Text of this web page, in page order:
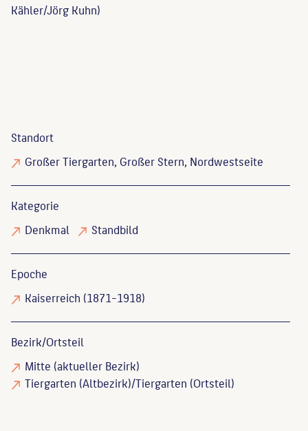
Kähler/Jörg Kuhn)
Standort
Großer Tiergarten, Großer Stern, Nordwestseite
Kategorie
Denkmal
Standbild
Epoche
Kaiserreich (1871-1918)
Bezirk/Ortsteil
Mitte (aktueller Bezirk)
Tiergarten (Altbezirk)/Tiergarten (Ortsteil)